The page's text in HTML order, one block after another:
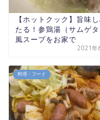
【ホットクック】旨味
たる！参鶏湯（サムゲタ
風スープをお家で
2021年
料理・フード